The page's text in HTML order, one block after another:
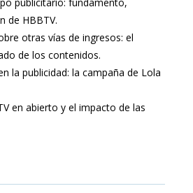
de HBBTV.
otras vías de ingresos: el
de los contenidos.
la publicidad: la campaña de Lola
en abierto y el impacto de las